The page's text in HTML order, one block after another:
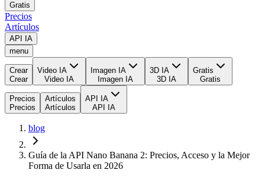
Gratis
Precios
Artículos
API IA
menu
Crear
Crear
Video IA
Video IA
Imagen IA
Imagen IA
3D IA
3D IA
Gratis
Gratis
Precios
Precios
Artículos
Artículos
API IA
API IA
blog
Guía de la API Nano Banana 2: Precios, Acceso y la Mejor
Forma de Usarla en 2026